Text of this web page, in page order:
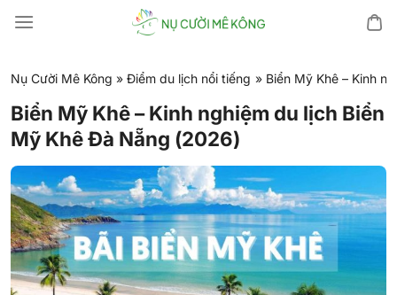
đến
dung
Nụ Cười Mê Kông » Điểm du lịch nổi tiếng » Biển Mỹ Khê – Kinh
Biển Mỹ Khê – Kinh nghiệm du lịch Biển
Mỹ Khê Đà Nẵng (2026)